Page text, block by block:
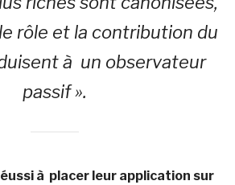
rôle et la contribution du
à un observateur
passif ».
à placer leur application sur